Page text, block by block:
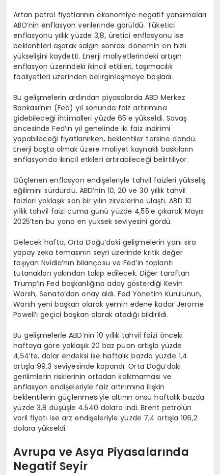
Artan petrol fiyatlarının ekonomiye negatif yansımaları
ABD’nin enflasyon verilerinde görüldü. Tüketici
enflasyonu yıllık yüzde 3,8, üretici enflasyonu ise
beklentileri aşarak salgın sonrası dönemin en hızlı
yükselişini kaydetti. Enerji maliyetlerindeki artışın
enflasyon üzerindeki ikincil etkileri, taşımacılık
faaliyetleri üzerinden belirginleşmeye başladı.
Bu gelişmelerin ardından piyasalarda ABD Merkez
Bankası’nın (Fed) yıl sonunda faiz artırımına
gidebileceği ihtimalleri yüzde 65’e yükseldi. Savaş
öncesinde Fed’in yıl genelinde iki faiz indirimi
yapabileceği fiyatlanırken, beklentiler tersine döndü.
Enerji başta olmak üzere maliyet kaynaklı baskıların
enflasyonda ikincil etkileri artırabileceği belirtiliyor.
Güçlenen enflasyon endişeleriyle tahvil faizleri yükseliş
eğilimini sürdürdü. ABD’nin 10, 20 ve 30 yıllık tahvil
faizleri yaklaşık son bir yılın zirvelerine ulaştı. ABD 10
yıllık tahvil faizi cuma günü yüzde 4,55’e çıkarak Mayıs
2025’ten bu yana en yüksek seviyesini gördü.
Gelecek hafta, Orta Doğu’daki gelişmelerin yanı sıra
yapay zeka temasının seyri üzerinde kritik değer
taşıyan Nvidia’nın bilançosu ve Fed’in toplantı
tutanakları yakından takip edilecek. Diğer taraftan
Trump’ın Fed başkanlığına aday gösterdiği Kevin
Warsh, Senato’dan onay aldı. Fed Yönetim Kurulunun,
Warsh yeni başkan olarak yemin edene kadar Jerome
Powell’ı geçici başkan olarak atadığı bildirildi.
Bu gelişmelerle ABD’nin 10 yıllık tahvil faizi önceki
haftaya göre yaklaşık 20 baz puan artışla yüzde
4,54’te, dolar endeksi ise haftalık bazda yüzde 1,4
artışla 99,3 seviyesinde kapandı. Orta Doğu’daki
gerilimlerin risklerinin ortadan kalkmaması ve
enflasyon endişeleriyle faiz artırımına ilişkin
beklentilerin güçlenmesiyle altının onsu haftalık bazda
yüzde 3,8 düşüşle 4.540 dolara indi. Brent petrolün
varil fiyatı ise arz endişeleriyle yüzde 7,4 artışla 106,2
dolara yükseldi.
Avrupa ve Asya Piyasalarında
Negatif Seyir